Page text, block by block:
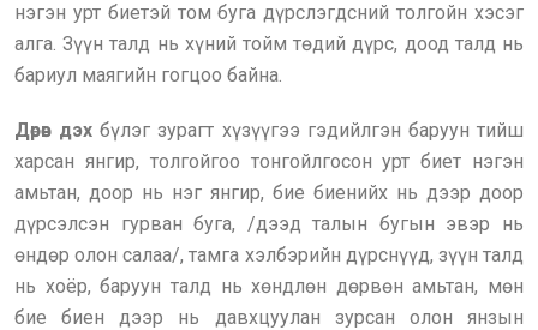
нэгэн урт биетэй том буга дүрслэгдсний толгойн хэсэг
алга. Зүүн талд нь хүний тойм төдий дүрс, доод талд нь
бариул маягийн гогцоо байна.
Дөрөв дэх бүлэг зурагт хүзүүгээ гэдийлгэн баруун тийш
харсан янгир, толгойгоо тонгойлгосон урт биет нэгэн
амьтан, доор нь нэг янгир, бие биенийх нь дээр доор
дүрсэлсэн гурван буга, /дээд талын бугын эвэр нь
өндөр олон салаа/, тамга хэлбэрийн дүрснүүд, зүүн талд
нь хоёр, баруун талд нь хөндлөн дөрвөн амьтан, мөн
бие биен дээр нь давхцуулан зурсан олон янзын